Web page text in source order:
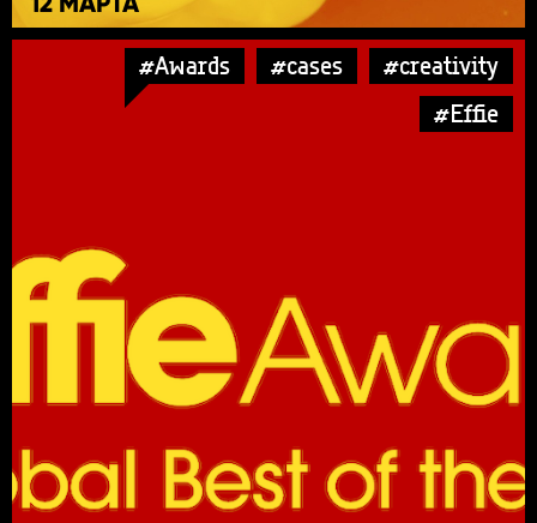
#Awards #cases
#creativity
#Effie